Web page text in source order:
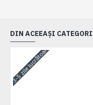
DIN ACEEAȘI
3-5 zile lucrătoare